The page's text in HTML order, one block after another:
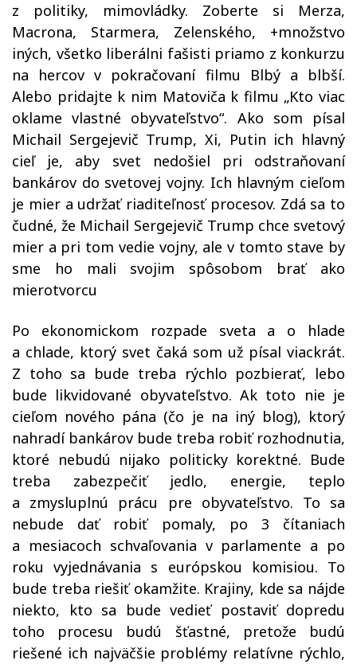
z politiky, mimovládky. Zoberte si Merza,
Macrona, Starmera, Zelenského, +množstvo
iných, všetko liberálni fašisti priamo z konkurzu
na hercov v pokračovaní filmu Blbý a blbší.
Alebo pridajte k nim Matoviča k filmu „Kto viac
oklame vlastné obyvateľstvo“. Ako som písal
Michail Sergejevič Trump, Xi, Putin ich hlavný
cieľ je, aby svet nedošiel pri odstraňovaní
bankárov do svetovej vojny. Ich hlavným cieľom
je mier a udržať riaditeľnosť procesov. Zdá sa to
čudné, že Michail Sergejevič Trump chce svetový
mier a pri tom vedie vojny, ale v tomto stave by
sme ho mali svojim spôsobom brať ako
mierotvorcu
Po ekonomickom rozpade sveta a o hlade
a chlade, ktorý svet čaká som už písal viackrát.
Z toho sa bude treba rýchlo pozbierať, lebo
bude likvidované obyvateľstvo. Ak toto nie je
cieľom nového pána (čo je na iný blog), ktorý
nahradí bankárov bude treba robiť rozhodnutia,
ktoré nebudú nijako politicky korektné. Bude
treba zabezpečiť jedlo, energie, teplo
a zmysluplnú prácu pre obyvateľstvo. To sa
nebude dať robiť pomaly, po 3 čítaniach
a mesiacoch schvaľovania v parlamente a po
roku vyjednávania s európskou komisiou. To
bude treba riešiť okamžite. Krajiny, kde sa nájde
niekto, kto sa bude vedieť postaviť dopredu
toho procesu budú šťastné, pretože budú
riešené ich najväčšie problémy relatívne rýchlo,